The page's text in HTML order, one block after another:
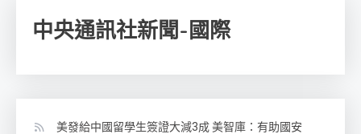
中央通訊社新聞-國際
美發給中國留學生簽證大減3成 美智庫：有助國安